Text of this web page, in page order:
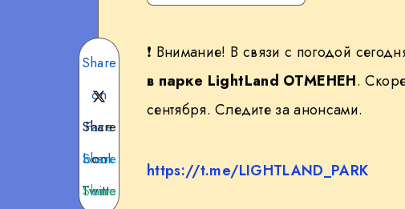
Share
on
Face
book
Share
on
Twitte
Share
on
Share
❗️ Внимание! В связи с погодой
в парке LightLand ОТМЕНЕН.
сентября. Следите за анонсами.
https://t.me/LIGHTLAND_PARK